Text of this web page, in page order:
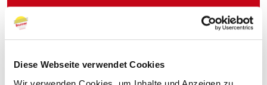
Diese Webseite verwendet Cookies